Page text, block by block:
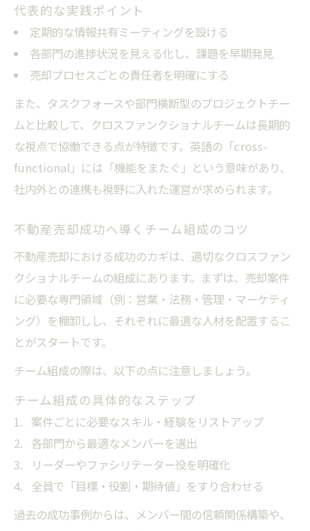
ースの相互活用法
不動産売却推進に最適な組織体制の考え方
クロスファンクショナルチームの英語表現と日
本での意味
クロスファンクショナルチームの英語表現
を正しく理解
不動産売却で使えるクロスファンクショナ
ルの日本語解説
クロスファンクショナルチームの言い換え
と実務例
クロスファンクショナルのニュアンスと日
本独自の意味
全体最適を実現する不動産売却の協働ノウハウ
不動産売却における全体最適の進め方と協
働術
全体最適
不動産売却に役立つ協働ノウハウの実践例
全社横断で進める不動産売却のメリット
クロスファンクショナルな協働で成果を上
代表的な実践ポイント
定期的な情報共有ミーティングを設ける
各部門の進捗状況を見える化し、課題を早期発見
売却プロセスごとの責任者を明確にする
また、タスクフォースや部門横断型のプロジェクトチー
ムと比較して、クロスファンクショナルチームは長期的
な視点で協働できる点が特徴です。英語の「cross-
functional」には「機能をまたぐ」という意味があり、
社内外との連携も視野に入れた運営が求められます。
不動産売却成功へ導くチーム組成のコツ
不動産売却における成功のカギは、適切なクロスファン
クショナルチームの組成にあります。まずは、売却案件
に必要な専門領域（例：営業・法務・管理・マーケティ
ング）を棚卸しし、それぞれに最適な人材を配置するこ
とがスタートです。
チーム組成の際は、以下の点に注意しましょう。
チーム組成の具体的なステップ
案件ごとに必要なスキル・経験をリストアップ
各部門から最適なメンバーを選出
リーダーやファシリテーター役を明確化
全員で「目標・役割・期待値」をすり合わせる
過去の成功事例からは、メンバー間の信頼関係構築や、